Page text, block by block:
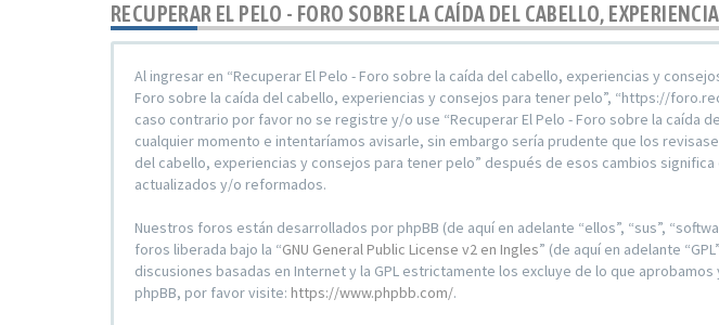
RECUPERAR EL PELO - FORO SOBRE LA CAÍDA DEL CABELLO,
Al ingresar en “Recuperar El Pelo - Foro sobre la caída del cabello, experiencias y
Foro sobre la caída del cabello, experiencias y consejos para tener pelo”, “https://
caso contrario por favor no se registre y/o use “Recuperar El Pelo - Foro sobre la caída
cualquier momento e intentaríamos avisarle, sin embargo sería prudente que los
del cabello, experiencias y consejos para tener pelo” después de esos cambios
actualizados y/o reformados.
Nuestros foros están desarrollados por phpBB (de aquí en adelante “ellos”, “sus”,
foros liberada bajo la “GNU General Public License v2 en Ingles” (de aquí en adelante
discusiones basadas en Internet y la GPL estrictamente los excluye de lo que
phpBB, por favor visite: https://www.phpbb.com/.